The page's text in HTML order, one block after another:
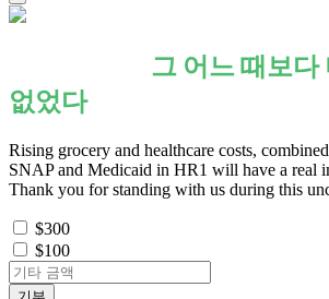
그 어느 때보다
없었다
Rising grocery and healthcare costs,
SNAP and Medicaid in HR1 will have a real
Thank you for standing with us during this
$300
$100